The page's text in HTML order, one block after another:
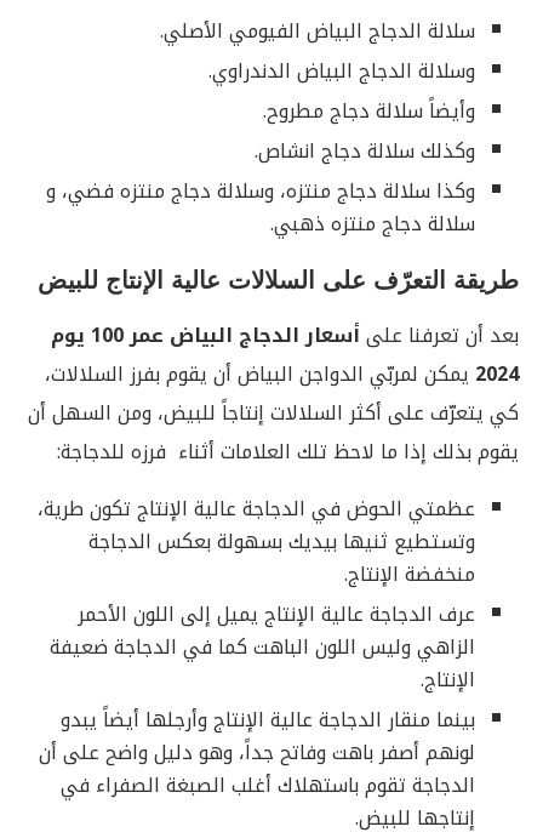
سلالة الدجاج البياض الفيومي الأصلي.
وسلالة الدجاج البياض الدندراوي.
وأيضاً سلالة دجاج مطروح.
وكذلك سلالة دجاج انشاص.
وكذا سلالة دجاج منتزه، وسلالة دجاج منتزه فضي، و
سلالة دجاج منتزه ذهبي.
طريقة التعرّف على السلالات عالية الإنتاج للبيض
بعد أن تعرفنا على
أسعار الدجاج البياض عمر 100 يوم
2024 يمكن لمربّي الدواجن البياض أن يقوم بفرز السلالات،
كي يتعرّف على أكثر السلالات إنتاجاً للبيض، ومن السهل أن
يقوم بذلك إذا ما لاحظ تلك العلامات أثناء فرزه للدجاجة:
عظمتي الحوض في الدجاجة عالية الإنتاج تكون طرية،
وتستطيع ثنيها بيديك بسهولة بعكس الدجاجة
منخفضة الإنتاج.
عرف الدجاجة عالية الإنتاج يميل إلى اللون الأحمر
الزاهي وليس اللون الباهت كما في الدجاجة ضعيفة
الإنتاج.
بينما منقار الدجاجة عالية الإنتاج وأرجلها أيضاً يبدو
لونهم أصفر باهت وفاتح جداً، وهو دليل واضح على أن
الدجاجة تقوم باستهلاك أغلب الصبغة الصفراء في
إنتاجها للبيض.